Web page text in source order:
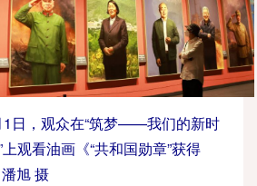
日，观众在“筑梦——我们的新时
观看油画《“共和国勋章”获得
旭 摄